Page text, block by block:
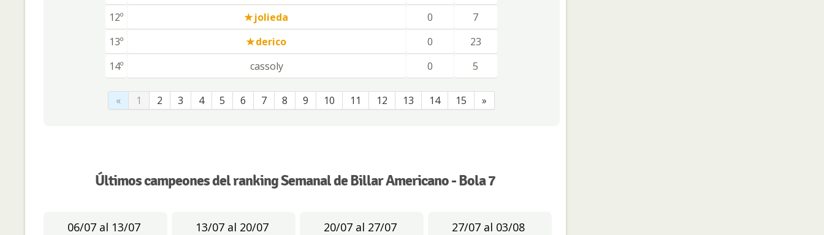
12º
jolieda 0
7
13º
derico 0
23
14º
cassoly 0 5
« 1 2 3 4 5 6 7 8 9 10 11 12 13 14 15 »
Últimos campeones del ranking Semanal de Billar Americano - Bola 7
06/07 al 13/07 13/07 al 20/07 20/07 al 27/07 27/07 al 03/08